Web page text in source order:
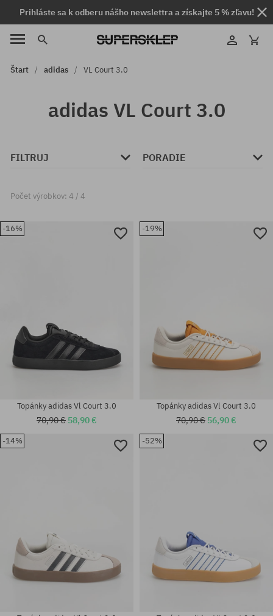
Prihláste sa k odberu nášho newslettra a získajte 5 % zľavu!
Štart adidas VL Court 3.0
adidas VL Court 3.0
FILTRUJ PORADIE
Počet výrobkov: 4 / 4
-16%
Topánky adidas Vl Court 3.0
70,90 € 58,90 €
-19%
Topánky adidas Vl Court 3.0
70,90 € 56,90 €
-14% -52%